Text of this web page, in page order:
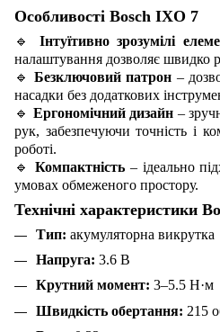
Особливості Bosch IXO 7
🔹 Інтуїтивно зрозумілі
налаштування дозволяє швидко
🔹
Безключовий патрон –
насадки без додаткових
🔹 Ергономічний дизайн –
рук, забезпечуючи точність і
роботі.
🔹
Компактність – ідеально
умовах обмеженого простору.
Технічні характеристики
Тип: акумуляторна викрутка
Напруга: 3.6 В
Крутний момент: 3–5.5 Н·м
Швидкість обертання: 215